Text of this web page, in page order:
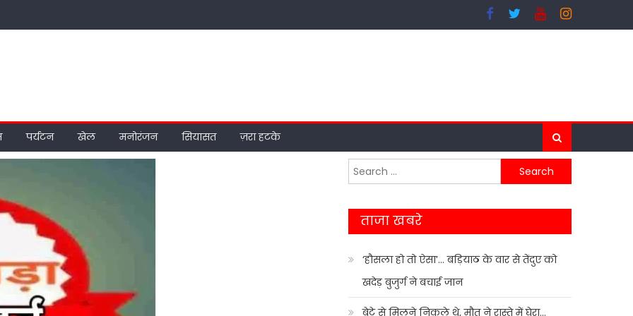
पर्यटन खेल मनोरंजन सियासत ज़रा हटके
Search
for:
ताजा खबरे
‘हौसला हो तो ऐसा’… बड़ियाठ के वार से तेंदुए को
खदेड़ बुजुर्ग ने बचाई जान
बेटे से मिलने निकले थे, मौत ने रास्ते में घेरा…